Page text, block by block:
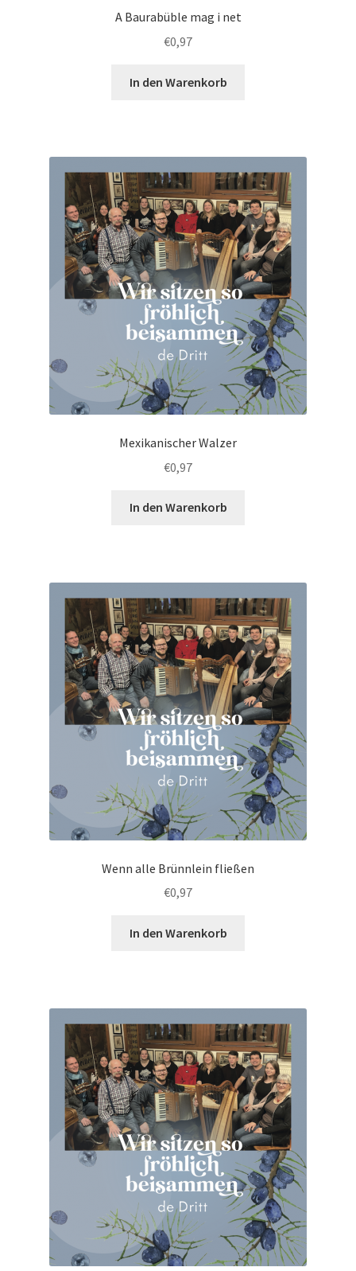
A Baurabüble mag i net
€0,97
In den Warenkorb
Mexikanischer Walzer
€0,97
In den Warenkorb
Wenn alle Brünnlein fließen
€0,97
In den Warenkorb